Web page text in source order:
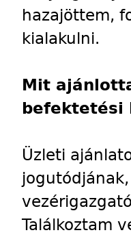
hazajöttem,
kialakulni.
Mit
befektetési
Üzleti
Találkoztam